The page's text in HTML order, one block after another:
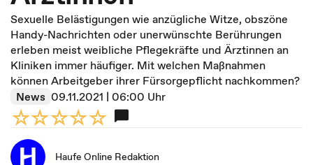
Sexuelle Belästigungen wie anzügliche Witze, obszöne
Handy-Nachrichten oder unerwünschte Berührungen
erleben meist weibliche Pflegekräfte und Ärztinnen an
Kliniken immer häufiger. Mit welchen Maßnahmen
können Arbeitgeber ihrer Fürsorgepflicht nachkommen?
News 09.11.2021 | 06:00 Uhr
Haufe Online Redaktion